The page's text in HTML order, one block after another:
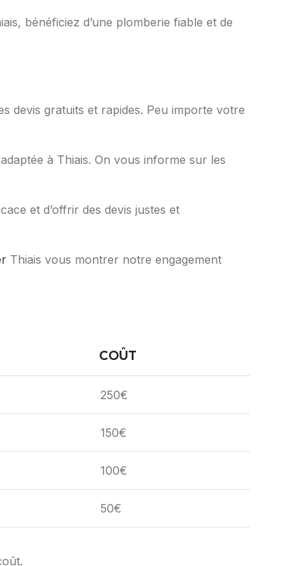
bénéficiez d’une plomberie fiable et de
devis gratuits et rapides. Peu importe votre
à Thiais. On vous informe sur les
et d’offrir des devis justes et
Thiais vous montrer notre engagement
COÛT
250€
150€
100€
50€